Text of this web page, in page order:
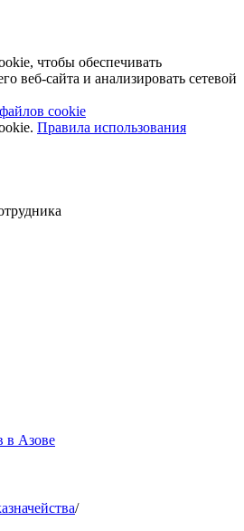
чтобы обеспечивать
веб-сайта и анализировать сетевой
cookie
Правила использования
в Азове
/